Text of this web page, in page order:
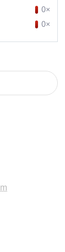
0×
0×